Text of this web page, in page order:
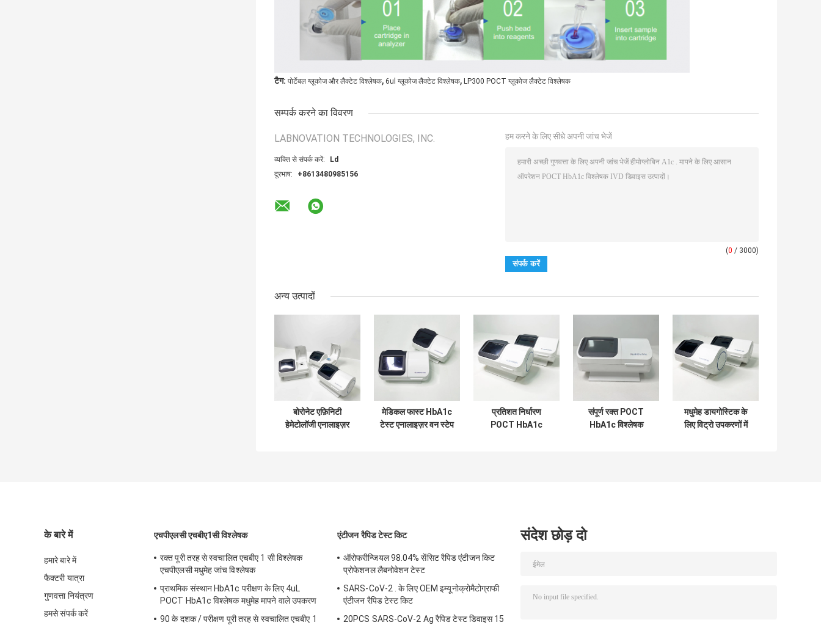
टैग: पोर्टेबल ग्लूकोज और लैक्टेट विश्लेषक, 6ul ग्लूकोज लैक्टेट विश्लेषक, LP300 POCT ग्लूकोज लैक्टेट विश्लेषक
सम्पर्क करने का विवरण
LABNOVATION TECHNOLOGIES, INC.
व्यक्ति से संपर्क करें:
Ld
दूरभाष:
+8613480985156
हम करने के लिए सीधे अपनी जांच भेजें
(0 / 3000)
अन्य उत्पादों
बोरोनेट एफ़िनिटी
हेमेटोलॉजी एनालाइज़र
मेडिकल फास्ट HbA1c
टेस्ट एनालाइज़र वन स्टेप
प्रतिशत निर्धारण
POCT HbA1c
संपूर्ण रक्त POCT
HbA1c विश्लेषक
मधुमेह डायगोस्टिक के
लिए विट्रो उपकरणों में
के बारे में
हमारे बारे में
फैक्टरी यात्रा
गुणवत्ता नियंत्रण
हमसे संपर्क करें
एचपीएलसी एचबीए1सी विश्लेषक
रक्त पूरी तरह से स्वचालित एचबीए 1 सी विश्लेषक
एचपीएलसी मधुमेह जांच विश्लेषक
प्राथमिक संस्थान HbA1c परीक्षण के लिए 4uL
POCT HbA1c विश्लेषक मधुमेह मापने वाले उपकरण
90 के दशक / परीक्षण पूरी तरह से स्वचालित एचबीए 1
एंटीजन रैपिड टेस्ट किट
ऑरोफरीन्जियल 98.04% सेंसिट रैपिड एंटीजन किट
प्रोफेशनल लैबनोवेशन टेस्ट
SARS-CoV-2 . के लिए OEM इम्यूनोक्रोमैटोग्राफी
एंटीजन रैपिड टेस्ट किट
20PCS SARS-CoV-2 Ag रैपिड टेस्ट डिवाइस 15
संदेश छोड़ दो